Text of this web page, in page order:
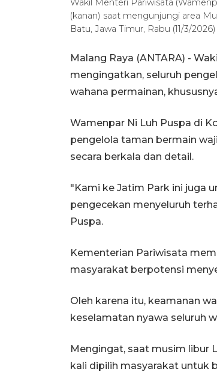
Wakil Menteri Pariwisata
(kanan) saat mengunjungi area
Batu, Jawa Timur, Rabu (11/3/
Malang Raya (ANTARA) -
mengingatkan, seluruh
wahana permainan,
Wamenpar Ni Luh Puspa di
pengelola taman bermain
secara berkala dan detail.
"Kami ke Jatim Park ini juga
pengecekan menyeluruh
Puspa.
Kementerian Pariwisata
masyarakat berpotensi
Oleh karena itu, keamanan
keselamatan nyawa seluruh
Mengingat, saat musim libur
kali dipilih masyarakat untuk